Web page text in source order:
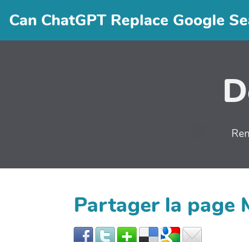
Can ChatGPT Replace Google
Partager la page